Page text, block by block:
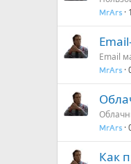
MrArs
Email
MrArs
MrArs
Как